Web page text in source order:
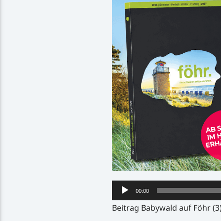
Audio-
Player
00:00
Beitrag Babywald auf Föhr